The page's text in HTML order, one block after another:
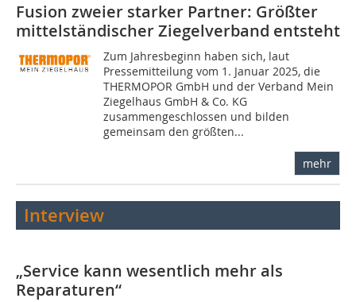
Fusion zweier starker Partner: Größter
mittelständischer Ziegelverband entsteht
Zum Jahresbeginn haben sich, laut
Pressemitteilung vom 1. Januar 2025, die
THERMOPOR GmbH und der Verband Mein
Ziegelhaus GmbH & Co. KG
zusammengeschlossen und bilden
gemeinsam den größten...
mehr
Interview
„Service kann wesentlich mehr als
Reparaturen“